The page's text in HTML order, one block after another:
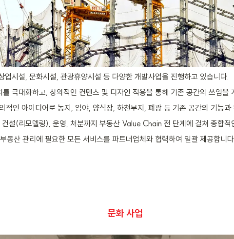
시설, 문화시설, 관광휴양시설 등 다양한 개발사업을 진행하고 있습니다.
극대화하고, 창의적인 컨텐츠 및 디자인 적용을 통해 기존 공간의 쓰임을
적인 아이디어로 농지, 임야, 양식장, 하천부지, 폐광 등 기존 공간의 기능
설(리모델링), 운영, 처분까지 부동산 Value Chain 전 단계에 걸쳐 종합
동산 관리에 필요한 모든 서비스를 파트너업체와 협력하여 일괄 제공합니
문화 사업